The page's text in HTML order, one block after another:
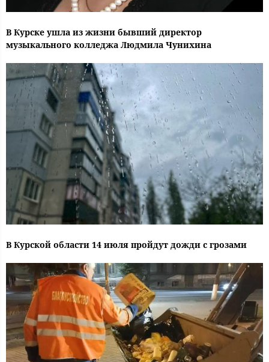
В Курске ушла из жизни бывший директор
музыкального колледжа Людмила Чунихина
В Курской области 14 июля пройдут дожди с грозами